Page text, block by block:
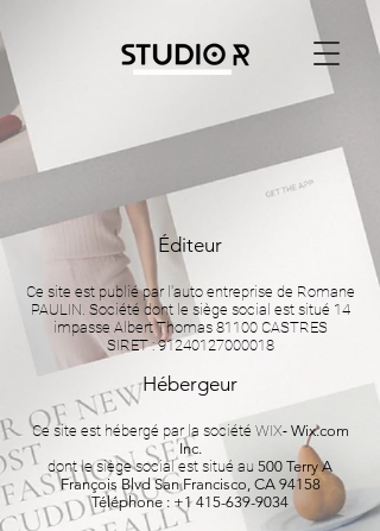
Éditeur
Ce site est publié par l'auto entreprise de Romane
PAULIN. Société dont le siège social est situé 14
impasse Albert Thomas 81100 CASTRES
SIRET :91240127000018
Hébergeur
Ce site est hébergé par la société WIX- Wix.com
Inc.
dont le siège social est situé au 500 Terry A
François Blvd San Francisco, CA 94158
Téléphone : +1 415-639-9034